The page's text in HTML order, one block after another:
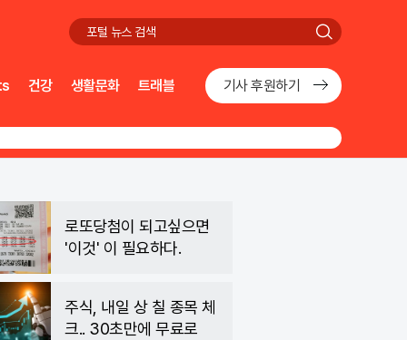
검
건강 생활문화 트래블 기사 후원하기
로또당첨이 되고싶으면
'이것' 이 필요하다.
주식, 내일 상 칠 종목 체
크.. 30초만에 무료로